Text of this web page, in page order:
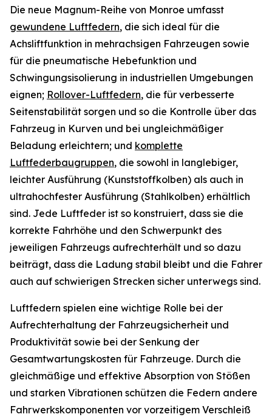
Die neue Magnum-Reihe von Monroe umfasst
gewundene Luftfedern, die sich ideal für die
Achsliftfunktion in mehrachsigen Fahrzeugen sowie
für die pneumatische Hebefunktion und
Schwingungsisolierung in industriellen Umgebungen
eignen; Rollover-Luftfedern, die für verbesserte
Seitenstabilität sorgen und so die Kontrolle über das
Fahrzeug in Kurven und bei ungleichmäßiger
Beladung erleichtern; und komplette
Luftfederbaugruppen, die sowohl in langlebiger,
leichter Ausführung (Kunststoffkolben) als auch in
ultrahochfester Ausführung (Stahlkolben) erhältlich
sind. Jede Luftfeder ist so konstruiert, dass sie die
korrekte Fahrhöhe und den Schwerpunkt des
jeweiligen Fahrzeugs aufrechterhält und so dazu
beiträgt, dass die Ladung stabil bleibt und die Fahrer
auch auf schwierigen Strecken sicher unterwegs sind.
Luftfedern spielen eine wichtige Rolle bei der
Aufrechterhaltung der Fahrzeugsicherheit und
Produktivität sowie bei der Senkung der
Gesamtwartungskosten für Fahrzeuge. Durch die
gleichmäßige und effektive Absorption von Stößen
und starken Vibrationen schützen die Federn andere
Fahrwerkskomponenten vor vorzeitigem Verschleiß